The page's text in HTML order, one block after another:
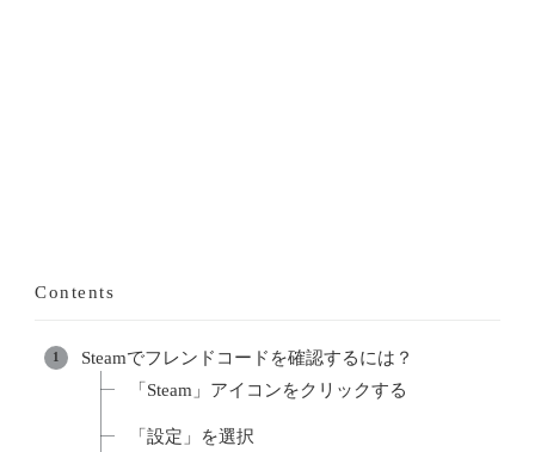
Contents
Steamでフレンドコードを確認するには？
「Steam」アイコンをクリックする
「設定」を選択